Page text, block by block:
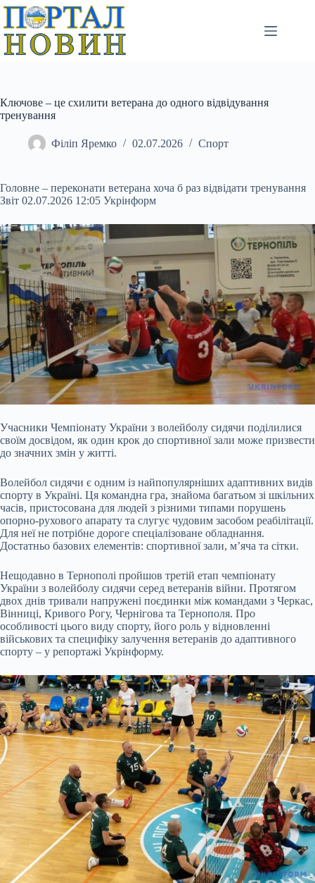
Перейти
вмісту
Ключове – це схилити ветерана до одного відвідування
тренування
Філіп Яремко 02.07.2026 Спорт
Головне – переконати ветерана хоча б раз відвідати тренування
Звіт 02.07.2026 12:05 Укрінформ
Учасники Чемпіонату України з волейболу сидячи поділилися
своїм досвідом, як один крок до спортивної зали може призвести
до значних змін у житті.
Волейбол сидячи є одним із найпопулярніших адаптивних видів
спорту в Україні. Ця командна гра, знайома багатьом зі шкільних
часів, пристосована для людей з різними типами порушень
опорно-рухового апарату та слугує чудовим засобом реабілітації.
Для неї не потрібне дороге спеціалізоване обладнання.
Достатньо базових елементів: спортивної зали, м’яча та сітки.
Нещодавно в Тернополі пройшов третій етап чемпіонату
України з волейболу сидячи серед ветеранів війни. Протягом
двох днів тривали напружені поєдинки між командами з Черкас,
Вінниці, Кривого Рогу, Чернігова та Тернополя. Про
особливості цього виду спорту, його роль у відновленні
військових та специфіку залучення ветеранів до адаптивного
спорту – у репортажі Укрінформу.